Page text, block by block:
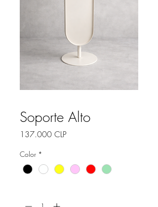
Soporte Alto
137.000 CLP
Color *